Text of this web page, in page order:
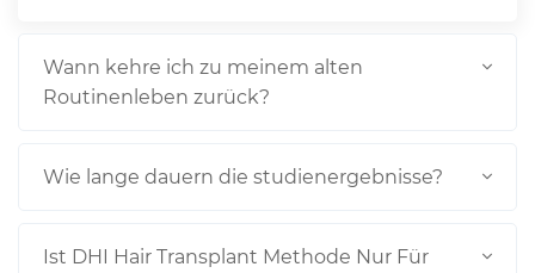
Wann kehre ich zu meinem alten
Routinenleben zurück?
Wie lange dauern die studienergebnisse?
Ist DHI Hair Transplant Methode Nur Für